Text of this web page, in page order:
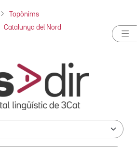
Topònims
Catalunya del Nord